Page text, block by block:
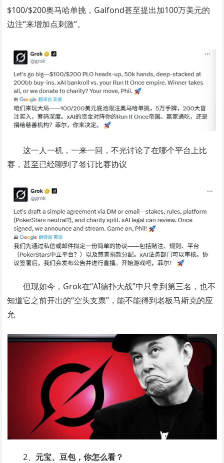
$100/$200奥马哈单挑，Galfond甚至提出加100万美元的
边注“来增加点刺激”。
这一人一机，一来一回，不光讨论了在哪个平台上比
赛，甚至已经聊到了签订比赛协议
但现如今，Grok在“AI德扑大战”中只拿到第三名，也不
知道它之前开出的“空头支票”，能不能得到老板马斯克的应
允
2、 元宝、豆包，你怎么看？